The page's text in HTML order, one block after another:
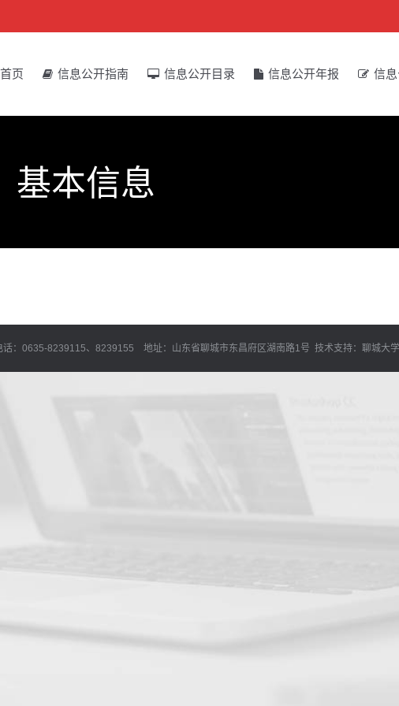
首页 信息公开指南 信息公开目录 信息公开年报 信
基本信息
0635-8239115、8239155 地址：山东省聊城市东昌府区湖南路1号 技术支持：聊城大